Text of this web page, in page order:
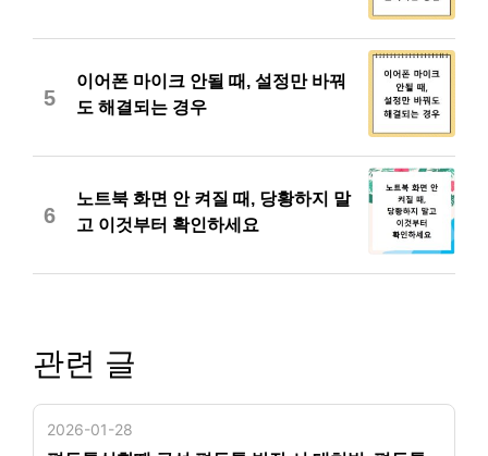
5
이어폰 마이크 안될 때, 설정만 바꿔
도 해결되는 경우
6
노트북 화면 안 켜질 때, 당황하지 말
고 이것부터 확인하세요
관련 글
2026-01-28